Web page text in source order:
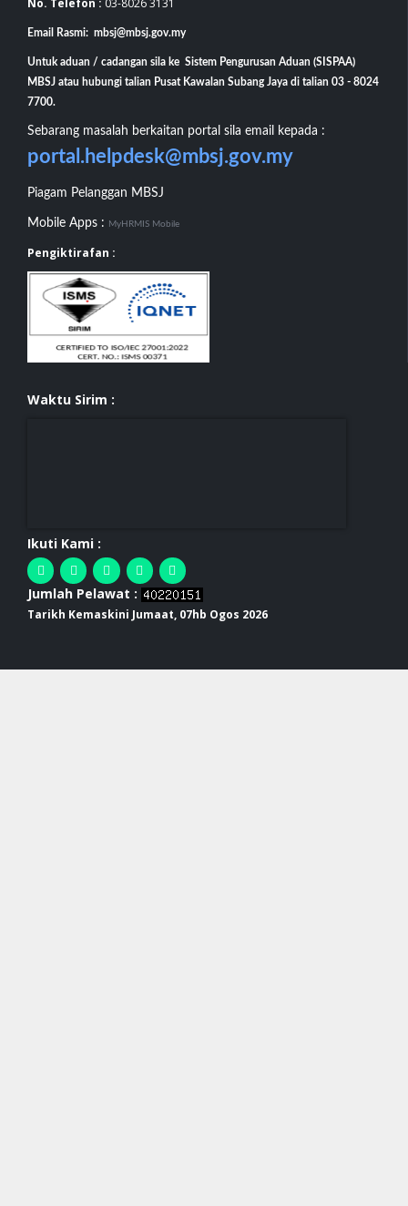
No. Telefon : 03-8026 3131
Email Rasmi: mbsj@mbsj.gov.my
Untuk aduan / cadangan sila ke Sistem Pengurusan Aduan (SISPAA)
MBSJ atau hubungi talian Pusat Kawalan Subang Jaya di talian 03 - 8024
7700.
Sebarang masalah berkaitan portal sila email kepada :
portal.helpdesk@mbsj.gov.my
Piagam Pelanggan MBSJ
Mobile Apps : MyHRMIS Mobile
Pengiktirafan :
Waktu Sirim :
Ikuti Kami :
Jumlah Pelawat :
Tarikh Kemaskini Jumaat, 07hb Ogos 2026